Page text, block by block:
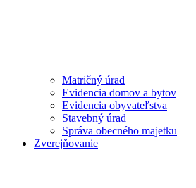
Matričný úrad
Evidencia domov a bytov
Evidencia obyvateľstva
Stavebný úrad
Správa obecného majetku
Zverejňovanie